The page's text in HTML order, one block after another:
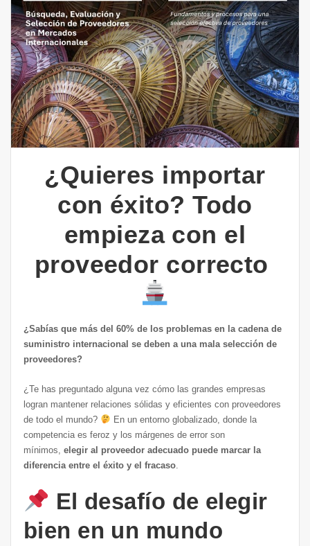
¿Quieres importar
con éxito? Todo
empieza con el
proveedor correcto
¿Sabías que más del 60% de los problemas en la cadena de
suministro internacional se deben a una mala selección de
proveedores?
¿Te has preguntado alguna vez cómo las grandes empresas
logran mantener relaciones sólidas y eficientes con proveedores
de todo el mundo?
En un entorno globalizado, donde la
competencia es feroz y los márgenes de error son
mínimos, elegir al proveedor adecuado puede marcar la
diferencia entre el éxito y el fracaso.
El desafío de elegir
bien en un mundo